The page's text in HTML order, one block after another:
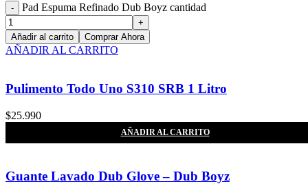
Pad Espuma Refinado Dub Boyz cantidad
Añadir al carrito Comprar Ahora
AÑADIR AL CARRITO
Pulimento Todo Uno S310 SRB 1 Litro
$25.990
AÑADIR AL CARRITO
Guante Lavado Dub Glove – Dub Boyz